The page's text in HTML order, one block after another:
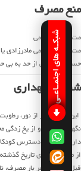
منع مصرف
مت هموگلوبینمی
مت هموگلوبینمی مادرزادی
حساسیت بیش از حد به بی
شرایط نگهداری
نگهداری کرده و از یخ زدگی
دارو را دور از دسترس
از مصرف داروی تاریخ
قبل و بعد از هر بار مصرف،
شبکـه های اجتمـاعـی